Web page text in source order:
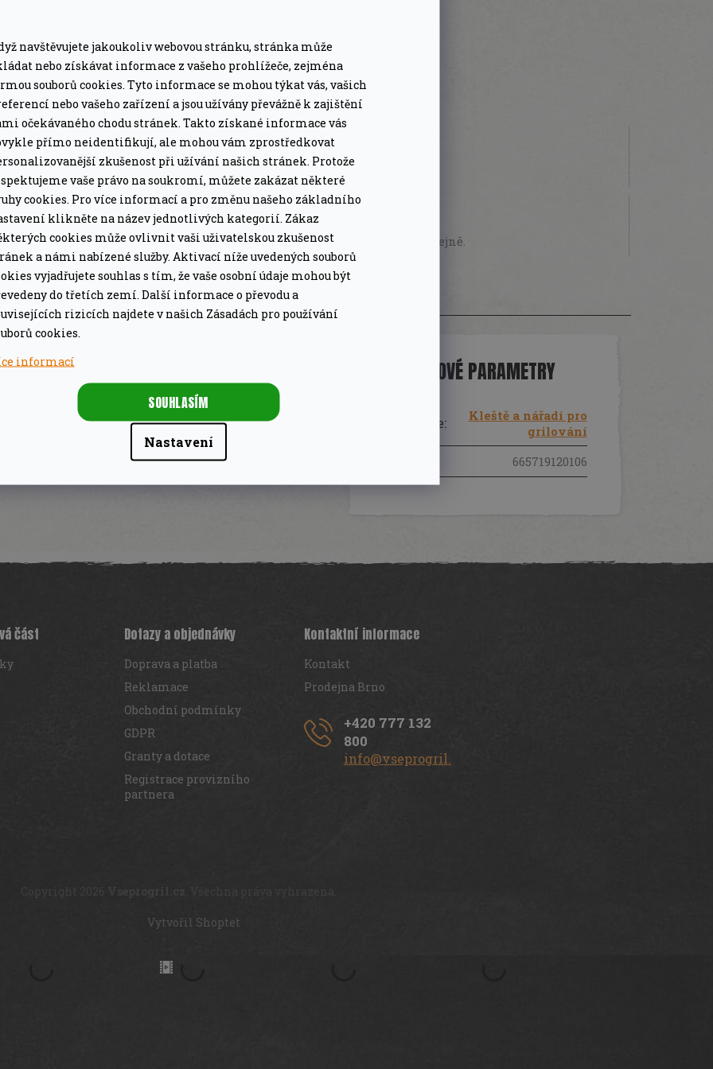
navštěvujete jakoukoliv webovou stránku, stránka může
nebo získávat informace z vašeho prohlížeče, zejména
souborů cookies. Tyto informace se mohou týkat vás, vašich
nebo vašeho zařízení a jsou užívány převážně k zajištění
očekávaného chodu stránek. Takto získané informace vás
přímo neidentifikují, ale mohou vám zprostředkovat
zkušenost při užívání našich stránek. Protože
vaše právo na soukromí, můžete zakázat některé
cookies. Pro více informací a pro změnu našeho základního
klikněte na název jednotlivých kategorií. Zákaz
cookies může ovlivnit vaši uživatelskou zkušenost
a námi nabízené služby. Aktivací níže uvedených souborů
vyjadřujete souhlas s tím, že vaše osobní údaje mohou být
do třetích zemí. Další informace o převodu a
rizicích najdete v našich Zásadách pro používání
cookies.
informací
Nastavení
SOUHLASÍM
pro grily nad 15 tis. Kč.
MÁTE DOPRAVU ZDARMA
Při objednávce nad 2 000 Kč
nákup jako dárek
PROFESIONÁLNÍ PORADENSTVÍ
Poradíme online i osobně na prodejně.
s vařením na Big Green Egg. S těmito
naporcujete kuře na pěkné kousky.
DOPLŇKOVÉ PARAMETRY
Kategorie:
Kleště a nářadí pro
grilování
665719120106
část Dotazy a objednávky
Doprava a platba
Reklamace
Obchodní podmínky
GDPR
Granty a dotace
Registrace provizního
partnera
Kontaktní informace
Kontakt
Prodejna Brno
+420 777 132
800
info@vseprogril.cz
Vytvořil Shoptet